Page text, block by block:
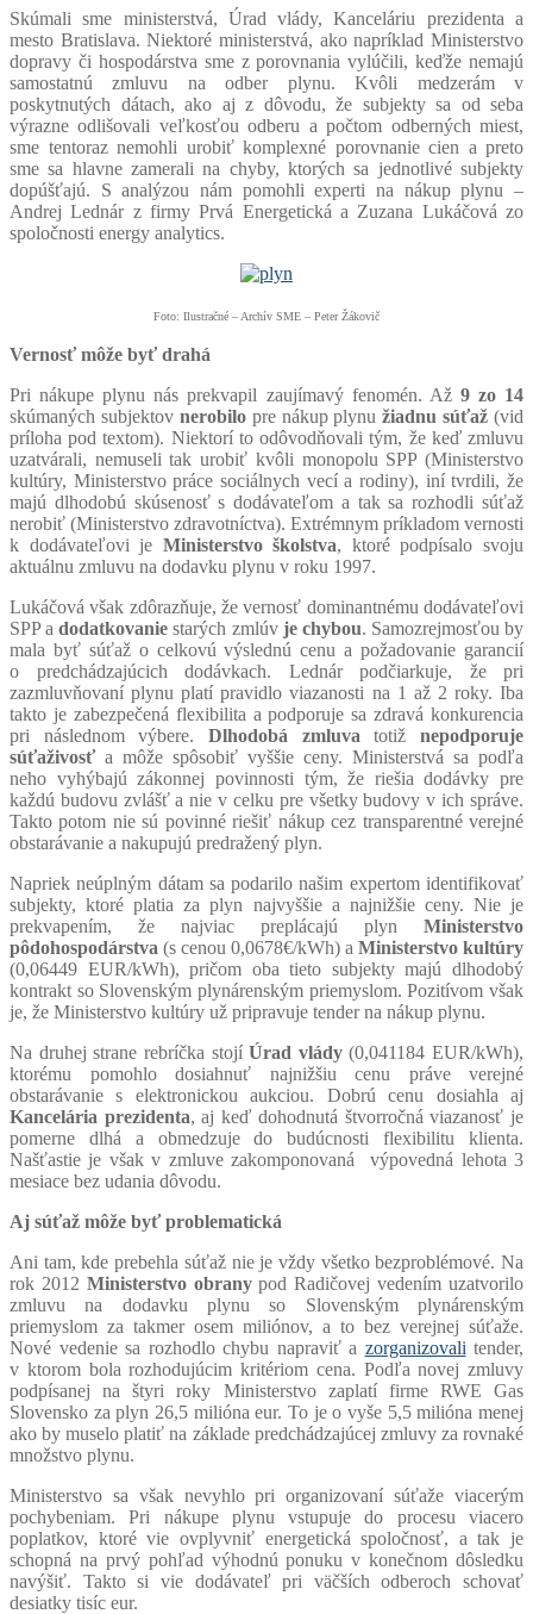
Skúmali sme ministerstvá, Úrad vlády, Kanceláriu prezidenta a
mesto Bratislava. Niektoré ministerstvá, ako napríklad Ministerstvo
dopravy či hospodárstva sme z porovnania vylúčili, keďže nemajú
samostatnú zmluvu na odber plynu. Kvôli medzerám v
poskytnutých dátach, ako aj z dôvodu, že subjekty sa od seba
výrazne odlišovali veľkosťou odberu a počtom odberných miest,
sme tentoraz nemohli urobiť komplexné porovnanie cien a preto
sme sa hlavne zamerali na chyby, ktorých sa jednotlivé subjekty
dopúšťajú. S analýzou nám pomohli experti na nákup plynu –
Andrej Lednár z firmy Prvá Energetická a Zuzana Lukáčová zo
spoločnosti energy analytics.
Foto: Ilustračné – Archív SME – Peter Žákovič
Vernosť môže byť drahá
Pri nákupe plynu nás prekvapil zaujímavý fenomén. Až 9 zo 14
skúmaných subjektov nerobilopre nákup plynužiadnu súťaž (vid
príloha pod textom). Niektorí to odôvodňovali tým, že keď zmluvu
uzatvárali, nemuseli tak urobiť kvôli monopolu SPP (Ministerstvo
kultúry, Ministerstvo práce sociálnych vecí a rodiny), iní tvrdili, že
majú dlhodobú skúsenosť s dodávateľom a tak sa rozhodli súťaž
nerobiť (Ministerstvo zdravotníctva). Extrémnym príkladom vernosti
k dodávateľovi je Ministerstvo školstva, ktoré podpísalo svoju
aktuálnu zmluvu na dodavku plynu v roku 1997.
Lukáčová však zdôrazňuje, že vernosť dominantnému dodávateľovi
SPP adodatkovanie starých zmlúv je chybou. Samozrejmosťou by
mala byť súťaž o celkovú výslednú cenu a požadovanie garancií
o predchádzajúcich dodávkach. Lednár podčiarkuje, že pri
zazmluvňovaní plynu platí pravidlo viazanosti na 1 až 2 roky. Iba
takto je zabezpečená flexibilita a podporuje sa zdravá konkurencia
pri následnom výbere. Dlhodobá zmluva totižnepodporuje
súťaživosť a môže spôsobiť vyššie ceny. Ministerstvá sa podľa
neho vyhýbajú zákonnej povinnosti tým, že riešia dodávky pre
každú budovu zvlášť a nie v celku pre všetky budovy v ich správe.
Takto potom nie sú povinné riešiť nákup cez transparentné verejné
obstarávanie a nakupujú predražený plyn.
Napriek neúplným dátam sa podarilo našim expertom identifikovať
subjekty, ktoré platia za plyn najvyššie a najnižšie ceny. Nie je
prekvapením, že najviac preplácajú plyn Ministerstvo
pôdohospodárstva (s cenou 0,0678€/kWh) a Ministerstvo kultúry
(0,06449 EUR/kWh), pričom oba tieto subjekty majú dlhodobý
kontrakt so Slovenským plynárenským priemyslom. Pozitívom však
je, že Ministerstvo kultúry už pripravuje tender na nákup plynu.
Na druhej strane rebríčka stojíÚrad vlády(0,041184 EUR/kWh),
ktorému pomohlo dosiahnuť najnižšiu cenu práve verejné
obstarávanie s elektronickou aukciou. Dobrú cenu dosiahla aj
Kancelária prezidenta, aj keď dohodnutá štvorročná viazanosť je
pomerne dlhá a obmedzuje do budúcnosti flexibilitu klienta.
Našťastie je však v zmluve zakomponovaná výpovedná lehota 3
mesiace bez udania dôvodu.
Aj súťaž môže byť problematická
Ani tam, kde prebehla súťaž nie je vždy všetko bezproblémové. Na
rok 2012 Ministerstvo obranypod Radičovej vedením uzatvorilo
zmluvu na dodavku plynu so Slovenským plynárenským
priemyslom za takmer osem miliónov, a to bez verejnej súťaže.
Nové vedenie sa rozhodlo chybu napraviť a zorganizovali tender,
v ktorom bola rozhodujúcim kritériom cena. Podľa novej zmluvy
podpísanej na štyri roky Ministerstvo zaplatí firme RWE Gas
Slovensko za plyn 26,5 milióna eur. To je o vyše 5,5 milióna menej
ako by muselo platiť na základe predchádzajúcej zmluvy za rovnaké
množstvo plynu.
Ministerstvo sa však nevyhlo pri organizovaní súťaže viacerým
pochybeniam. Pri nákupe plynu vstupuje do procesu viacero
poplatkov, ktoré vie ovplyvniť energetická spoločnosť, a tak je
schopná na prvý pohľad výhodnú ponuku v konečnom dôsledku
navýšiť. Takto si vie dodávateľ pri väčších odberoch schovať
desiatky tisíc eur.